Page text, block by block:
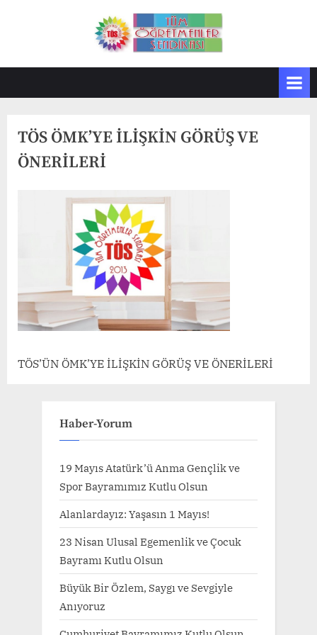
TTüm
Öğretmenler
Sendikası
TÖS ÖMK’YE İLİŞKİN GÖRÜŞ VE
ÖNERİLERİ
TÖS’ÜN ÖMK’YE İLİŞKİN GÖRÜŞ VE ÖNERİLERİ
Haber-Yorum
19 Mayıs Atatürk’ü Anma Gençlik ve
Spor Bayramımız Kutlu Olsun
Alanlardayız: Yaşasın 1 Mayıs!
23 Nisan Ulusal Egemenlik ve Çocuk
Bayramı Kutlu Olsun
Büyük Bir Özlem, Saygı ve Sevgiyle
Anıyoruz